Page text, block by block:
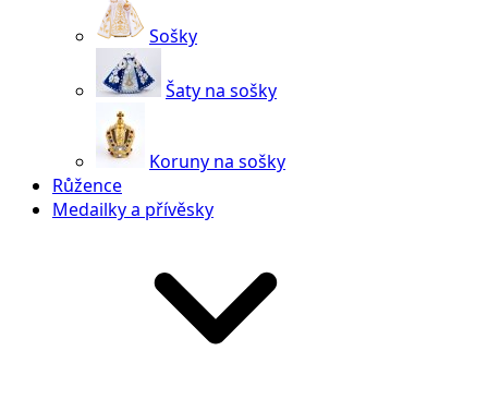
Sošky
Šaty na sošky
Koruny na sošky
Růžence
Medailky a přívěsky